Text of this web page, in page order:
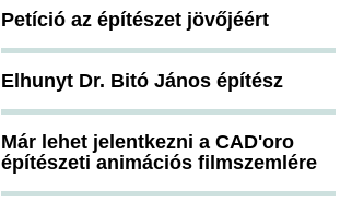
Petíció az építészet jövőjéért
Elhunyt Dr. Bitó János építész
Már lehet jelentkezni a CAD'oro
építészeti animációs filmszemlére